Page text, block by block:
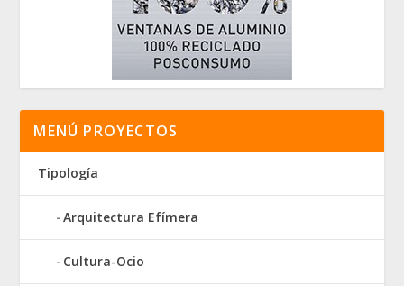
MENÚ PROYECTOS
Tipología
Arquitectura Efímera
Cultura-Ocio